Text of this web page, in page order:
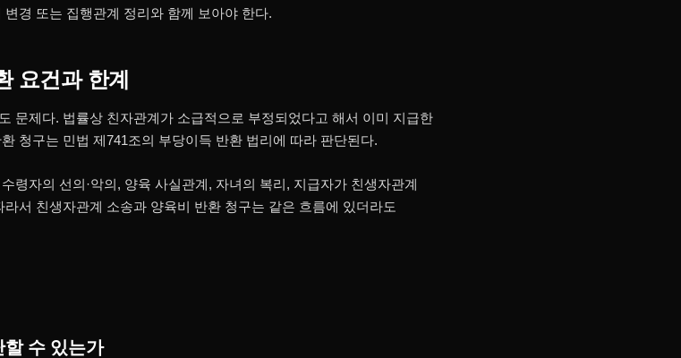
경 또는 집행관계 정리와 함께 보아야 한다.
요건과 한계
문제다. 법률상 친자관계가 소급적으로 부정되었다고 해서 이미 지급한
청구는 민법 제741조의 부당이득 반환 법리에 따라 판단된다.
령자의 선의·악의, 양육 사실관계, 자녀의 복리, 지급자가 친생자관계
서 친생자관계 소송과 양육비 반환 청구는 같은 흐름에 있더라도
할 수 있는가